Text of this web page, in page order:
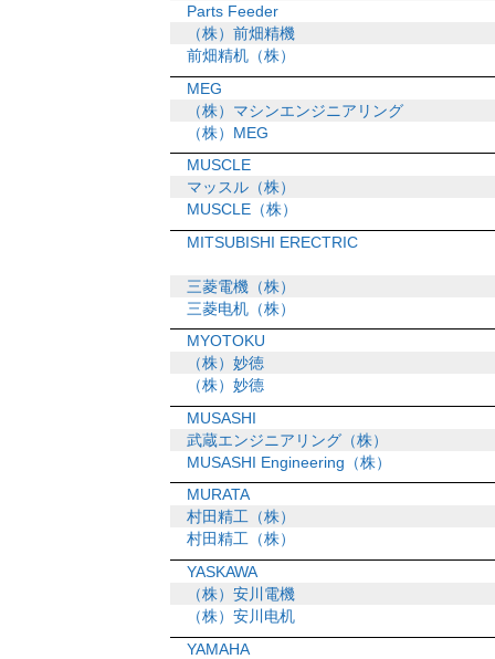
Parts Feeder
（株）前畑精機
前畑精机（株）
MEG
（株）マシンエンジニアリング
（株）MEG
MUSCLE
マッスル（株）
MUSCLE（株）
MITSUBISHI ERECTRIC
三菱電機（株）
三菱电机（株）
MYOTOKU
（株）妙徳
（株）妙德
MUSASHI
武蔵エンジニアリング（株）
MUSASHI Engineering（株）
MURATA
村田精工（株）
村田精工（株）
YASKAWA
（株）安川電機
（株）安川电机
YAMAHA